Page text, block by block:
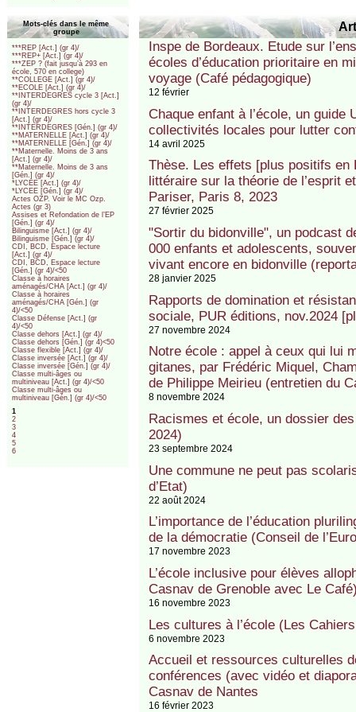
Mots-clés dans le même
groupe
***REP [Act.] (gr 4)/
***REP+ [Act.] (gr 4)/
***ZEP ? (fait jusqu’à 293 en
école, 570 en college)
**COLLEGE [Act.] (gr 4)/
**ECOLE [Act.] (gr 4)/
**INTERDEGRES cycle 3 [Act.]
(gr 4)/
**INTERDEGRES hors cycle 3
[Act.] (gr 4)/
**INTERDEGRES [Gén.] (gr 4)/
**MATERNELLE [Act.] (gr 4)/
**MATERNELLE [Gén.] (gr 4)/
**Maternelle. Moins de 3 ans
[Act.] (gr 4)/
**Maternelle. Moins de 3 ans
[Gén.] (gr 4)/
*LYCEE [Act.] (gr 4)/
*LYCEE [Gén.] (gr 4)/
Actes OZP. Voir le MC Ozp.
Actes (gr 3)
Assises et Refondation de l’EP
[Gén.] (gr 4)/
Bilinguisme [Act.] (gr 4)/
Bilinguisme [Gén.] (gr 4)/
CDI, BCD, Espace lecture
[Act.] (gr 4)/
CDI, BCD, Espace lecture
[Gén.] (gr 4)/<50
Classe à horaires
aménagés/CHA [Act.] (gr 4)/
Classe à horaires
aménagés/CHA [Gén.] (gr
4)/<50
Classe Défense [Act.] (gr
4)/<50
Classe dehors [Act.] (gr 4)/
Classe dehors [Gén.] (gr 4)<50
Classe flexible [Act.] (gr 4)/
Classe inversée [Act.] (gr 4)/
Classe inversée [Gén.] (gr 4)/
Classe multi-âges ou
multiniveau [Act.] (gr 4)/<50
Classe multi-âges ou
multiniveau [Gén.] (gr 4)/<50
1
2
3
4
5
6
Inspe de Bordeaux. Etude sur
écoles d’éducation prioritaire en
voyage (Café pédagogique)
12 février
Chaque enfant à l’école, un
collectivités locales pour lutter
14 avril 2025
Thèse. Les effets [plus positifs en
littéraire sur la théorie de l’esprit
Pariser, Paris 8, 2023
27 février 2025
"Sortir du bidonville", un podcast
000 enfants et adolescents,
vivant encore en bidonville
28 janvier 2025
Rapports de domination et
sociale, PUR éditions, nov.2024
27 novembre 2024
Notre école : appel à ceux qui lui
gitanes, par Frédéric Miquel,
de Philippe Meirieu (entretien du
8 novembre 2024
Racismes et école, un dossier
2024)
23 septembre 2024
Une commune ne peut pas
d’Etat)
22 août 2024
L’importance de l’éducation
de la démocratie (Conseil de
17 novembre 2023
L’école inclusive pour élèves
Casnav de Grenoble avec Le
16 novembre 2023
Les cultures à l’école (Les
6 novembre 2023
Accueil et ressources culturelles
conférences (avec vidéo et
Casnav de Nantes
16 février 2023